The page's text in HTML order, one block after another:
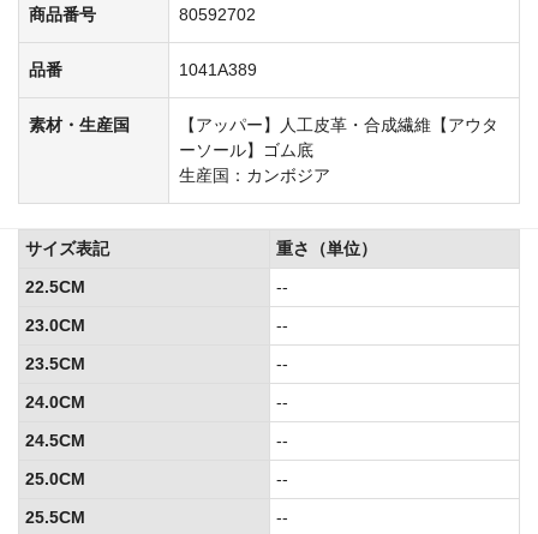
商品番号 80592702
品番 1041A389
素材・生産国
【アッパー】人工皮革・合成繊維【アウタ
ーソール】ゴム底
生産国：カンボジア
サイズ表記
重さ（単位）
22.5CM
--
23.0CM
--
23.5CM
--
24.0CM
--
24.5CM
--
25.0CM
--
25.5CM
--